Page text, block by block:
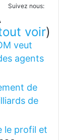
Suivez nous:
voir)
veut
agents
de
de
le profil et